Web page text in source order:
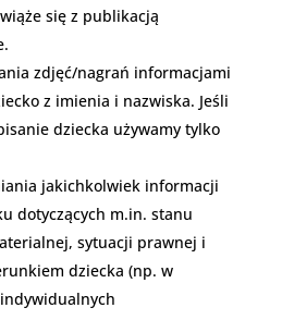
się z publikacją
zdjęć/nagrań informacjami
z imienia i nazwiska. Jeśli
dziecka używamy tylko
jakichkolwiek informacji
dotyczących m.in. stanu
sytuacji prawnej i
dziecka (np. w